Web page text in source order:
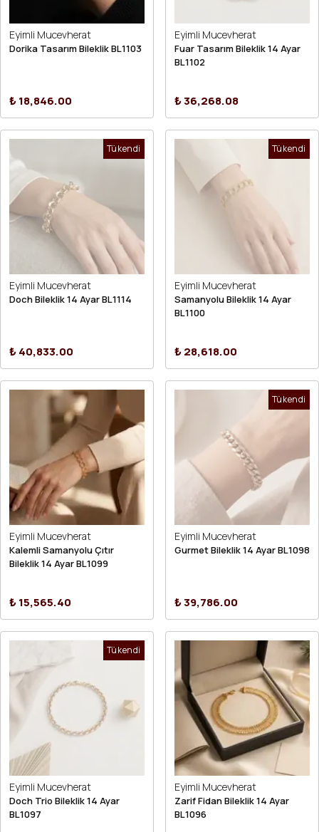
Eyimli Mucevherat
Dorika Tasarım Bileklik BL1103
₺ 18,846.00
Eyimli Mucevherat
Fuar Tasarım Bileklik 14 Ayar
BL1102
₺ 36,268.08
Tükendi
Eyimli Mucevherat
Doch Bileklik 14 Ayar BL1114
₺ 40,833.00
Tükendi
Eyimli Mucevherat
Samanyolu Bileklik 14 Ayar
BL1100
₺ 28,618.00
Eyimli Mucevherat
Kalemli Samanyolu Çıtır
Bileklik 14 Ayar BL1099
₺ 15,565.40
Tükendi
Eyimli Mucevherat
Gurmet Bileklik 14 Ayar BL1098
₺ 39,786.00
Tükendi
Eyimli Mucevherat
Doch Trio Bileklik 14 Ayar
BL1097
Eyimli Mucevherat
Zarif Fidan Bileklik 14 Ayar
BL1096